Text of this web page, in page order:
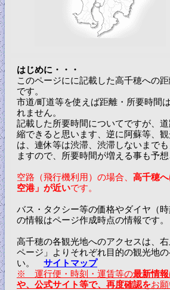
はじめに・・・
このページにに記載した高千穂への
です。
市道/町道等を使えば距離・所要時間
れません。
記載した所要時間についてですが、
縮できると思います、逆に阿蘇等、
は、連休等は渋滞、渋滞しないまで
ますので、所要時間が増える事も予想
空路（飛行機利用）の場合、 高千穂
空港」が近いです。
バス・タクシー等の価格やダイヤ（
の情報はページ作成時点の情報です。
高千穂の各観光地へのアクセスは、
ページ」よりそれぞれ目的の観光地
い。 サイトマップ
※ 運行便・時刻・運賃等の最新情
や、公式サイト等で、再度確認をお願